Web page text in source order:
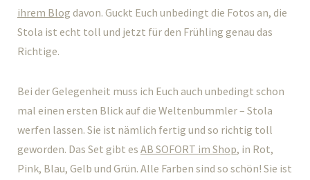
ihrem Blog davon. Guckt Euch unbedingt die Fotos an, die
Stola ist echt toll und jetzt für den Frühling genau das
Richtige.
Bei der Gelegenheit muss ich Euch auch unbedingt schon
mal einen ersten Blick auf die Weltenbummler – Stola
werfen lassen. Sie ist nämlich fertig und so richtig toll
geworden. Das Set gibt es AB SOFORT im Shop, in Rot,
Pink, Blau, Gelb und Grün. Alle Farben sind so schön! Sie ist